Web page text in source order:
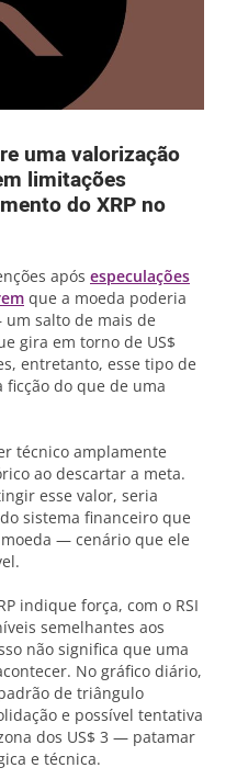
uma valorização
limitações
do XRP no
após especulações
que a moeda poderia
salto de mais de
gira em torno de US$
entretanto, esse tipo de
ficção do que de uma
técnico amplamente
ao descartar a meta.
esse valor, seria
sistema financeiro que
— cenário que ele
indique força, com o RSI
semelhantes aos
não significa que uma
No gráfico diário,
de triângulo
e possível tentativa
dos US$ 3 — patamar
e técnica.